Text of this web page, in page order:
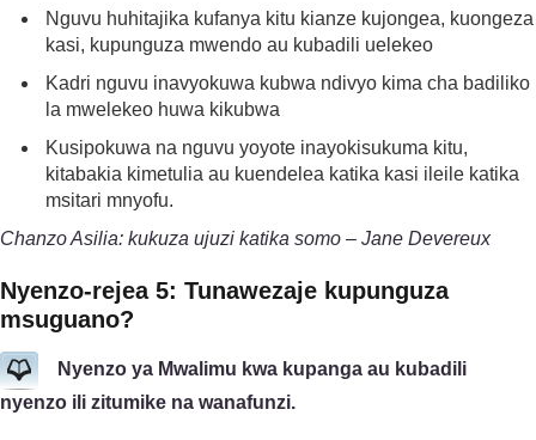
Nguvu huhitajika kufanya kitu kianze kujongea, kuongeza
kasi, kupunguza mwendo au kubadili uelekeo
Kadri nguvu inavyokuwa kubwa ndivyo kima cha badiliko
la mwelekeo huwa kikubwa
Kusipokuwa na nguvu yoyote inayokisukuma kitu,
kitabakia kimetulia au kuendelea katika kasi ileile katika
msitari mnyofu.
Chanzo Asilia: kukuza ujuzi katika somo – Jane Devereux
Nyenzo-rejea 5: Tunawezaje kupunguza
msuguano?
Nyenzo ya Mwalimu kwa kupanga au kubadili
nyenzo ili zitumike na wanafunzi.